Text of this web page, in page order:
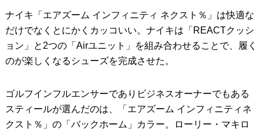
ナイキ「エアズーム インフィニティ ネクスト％」は快適な
だけでなくとにかくカッコいい。ナイキは「REACTクッシ
ョン」と2つの「Airユニット」を組み合わせることで、履く
のが楽しくなるシューズを完成させた。
ゴルフインフルエンサーでありビジネスオーナーでもある
スティールが選んだのは、「エアズーム インフィニティネ
クスト％」の「バックホーム」カラー。ローリー・マキロ